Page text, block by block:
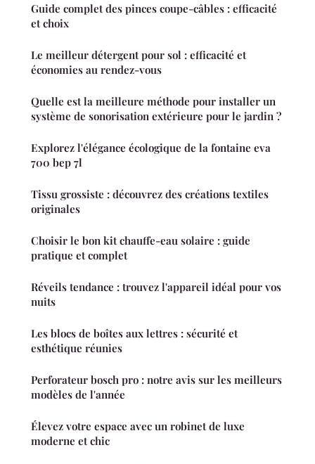
Guide complet des pinces coupe-câbles : efficacité
et choix
Le meilleur détergent pour sol : efficacité et
économies au rendez-vous
Quelle est la meilleure méthode pour installer un
système de sonorisation extérieure pour le jardin ?
Explorez l'élégance écologique de la fontaine eva
700 bep 7l
Tissu grossiste : découvrez des créations textiles
originales
Choisir le bon kit chauffe-eau solaire : guide
pratique et complet
Réveils tendance : trouvez l'appareil idéal pour vos
nuits
Les blocs de boîtes aux lettres : sécurité et
esthétique réunies
Perforateur bosch pro : notre avis sur les meilleurs
modèles de l'année
Élevez votre espace avec un robinet de luxe
moderne et chic